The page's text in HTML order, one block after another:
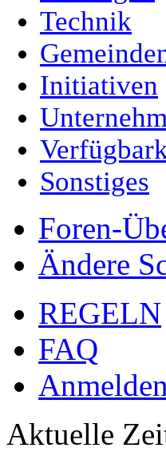
Technik
Initiativen
Sonstiges
Foren-
Ändere
REGELN
FAQ
Anmelden
Aktuelle